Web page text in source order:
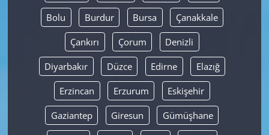
Bolu Burdur Bursa Çanakkale
Çankırı Çorum Denizli
Diyarbakır Düzce Edirne Elazığ
Erzincan Erzurum Eskişehir
Gaziantep Giresun Gümüşhane